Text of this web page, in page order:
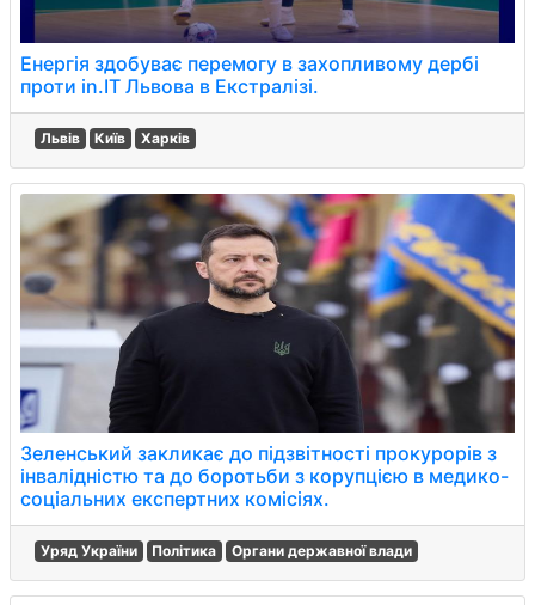
Енергія здобуває перемогу в захопливому дербі
проти in.IT Львова в Екстралізі.
Львів Київ Харків
Зеленський закликає до підзвітності прокурорів з
інвалідністю та до боротьби з корупцією в медико-
соціальних експертних комісіях.
Уряд України Політика Органи державної влади